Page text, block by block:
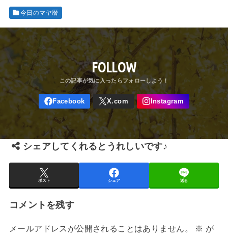
今日のマヤ暦
FOLLOW
シェアしてくれるとうれしいです♪
ポスト シェア 送る
コメントを残す
メールアドレスが公開されることはありません。 ※ が